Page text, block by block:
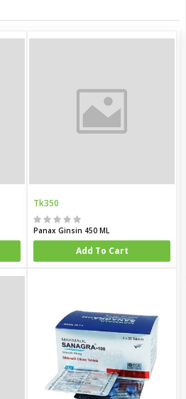
Tk350
Panax Ginsin 450 ML
Add To Cart